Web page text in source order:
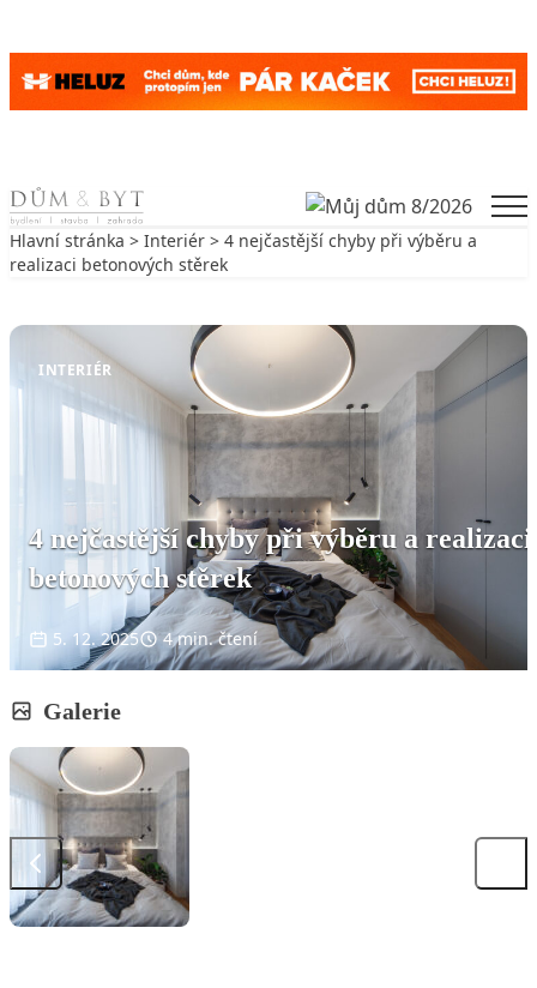
Skip to content
Hlavní stránka > Interiér > 4 nejčastější chyby při výběru a
realizaci betonových stěrek
INTERIÉR
4 nejčastější chyby při výběru a realizaci
betonových stěrek
5. 12. 2025 4 min. čtení
Galerie